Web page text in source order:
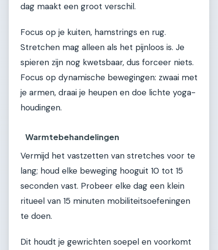
dag maakt een groot verschil.
Focus op je kuiten, hamstrings en rug.
Stretchen mag alleen als het pijnloos is. Je
spieren zijn nog kwetsbaar, dus forceer niets.
Focus op dynamische bewegingen: zwaai met
je armen, draai je heupen en doe lichte yoga-
houdingen.
Warmtebehandelingen
Vermijd het vastzetten van stretches voor te
lang; houd elke beweging hooguit 10 tot 15
seconden vast. Probeer elke dag een klein
ritueel van 15 minuten mobiliteitsoefeningen
te doen.
Dit houdt je gewrichten soepel en voorkomt